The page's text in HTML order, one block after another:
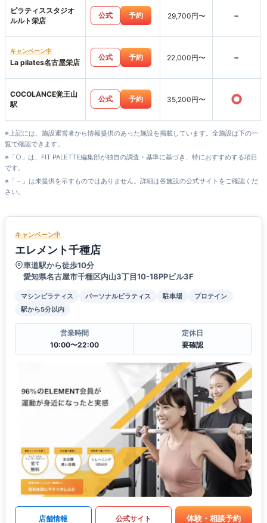
ピラティススタジオ
ルルト栄店
公式 予約 29,700円〜 -
キャンペーン中
La pilates名古屋栄店
公式 予約 22,000円〜 -
COCOLANCE覚王山
駅
公式 予約 35,200円〜 ○
※上記には、施設運営者から情報提供のあった施設を掲載しています。全施設は下の一
覧で確認できます。
※「○」は、FIT PALETTE編集部が独自の調査・基準に基づき、特におすすめする項目
です。
※「－」は未提供を示すものではありません。詳細は各施設の公式サイトをご確認くだ
さい。
キャンペーン中
エレメント千種店
車道駅から徒歩10分
愛知県名古屋市千種区内山3丁目10-18PPビル3F
マシンピラティス パーソナルピラティス 駐車場
プロテイン
駅から5分以内
営業時間
10:00〜22:00
定休日
要確認
店舗情報 公式サイト 体験・相談予約